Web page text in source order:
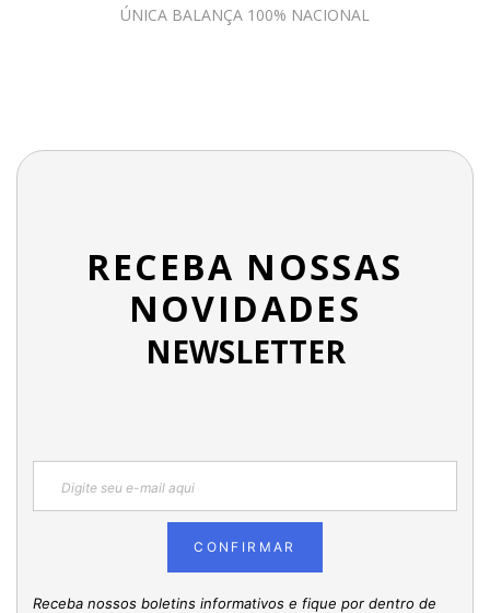
ÚNICA BALANÇA 100% NACIONAL
RECEBA NOSSAS
NOVIDADES
NEWSLETTER
CONFIRMAR
Receba nossos boletins informativos e fique por dentro de